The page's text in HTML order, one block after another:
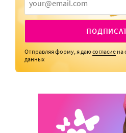
Отправляя форму, я даюсогласие на
данных